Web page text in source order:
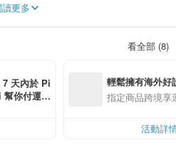
蘭學習珠寶製作的方式來製作“珠寶藝術”。
更多
看全部 (8)
7 天內於 Pi
你付運
輕鬆擁有海外好
指定商品跨境享
活動詳